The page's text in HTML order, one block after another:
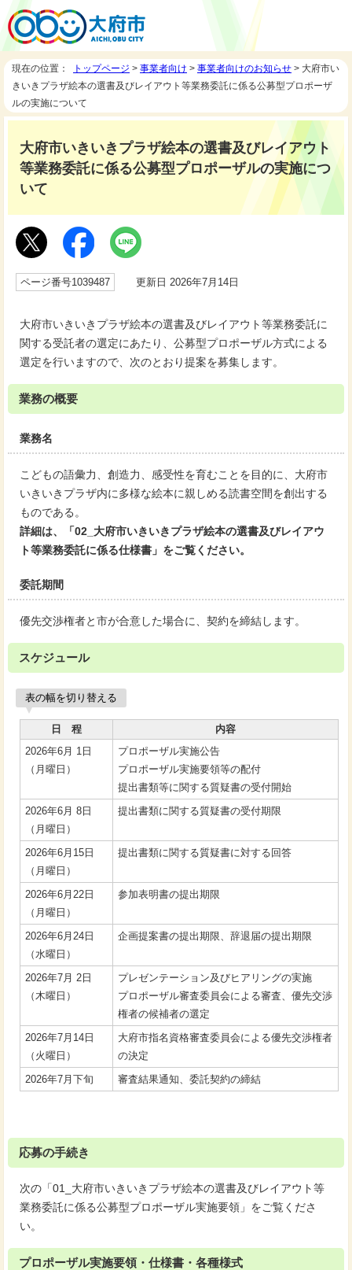
現在の位置： トップページ > 事業者向け > 事業者向けのお知らせ > 大府市い
きいきプラザ絵本の選書及びレイアウト等業務委託に係る公募型プロポーザ
ルの実施について
大府市いきいきプラザ絵本の選書及びレイアウト
等業務委託に係る公募型プロポーザルの実施につ
いて
ページ番号1039487 更新日 2026年7月14日
大府市いきいきプラザ絵本の選書及びレイアウト等業務委託に
関する受託者の選定にあたり、公募型プロポーザル方式による
選定を行いますので、次のとおり提案を募集します。
業務の概要
業務名
こどもの語彙力、創造力、感受性を育むことを目的に、大府市
いきいきプラザ内に多様な絵本に親しめる読書空間を創出する
ものである。
詳細は、「02_大府市いきいきプラザ絵本の選書及びレイアウ
ト等業務委託に係る仕様書」をご覧ください。
委託期間
優先交渉権者と市が合意した場合に、契約を締結します。
スケジュール
表の幅を切り替える
日 程
内容
2026年6月 1日
（月曜日）
プロポーザル実施公告
プロポーザル実施要領等の配付
提出書類等に関する質疑書の受付開始
2026年6月 8日
（月曜日）
提出書類に関する質疑書の受付期限
2026年6月15日
（月曜日）
提出書類に関する質疑書に対する回答
2026年6月22日
（月曜日）
参加表明書の提出期限
2026年6月24日
（水曜日）
企画提案書の提出期限、辞退届の提出期限
2026年7月 2日
（木曜日）
プレゼンテーション及びヒアリングの実施
プロポーザル審査委員会による審査、優先交渉
権者の候補者の選定
2026年7月14日
（火曜日）
大府市指名資格審査委員会による優先交渉権者
の決定
2026年7月下旬
審査結果通知、委託契約の締結
応募の手続き
次の「01_大府市いきいきプラザ絵本の選書及びレイアウト等
業務委託に係る公募型プロポーザル実施要領」をご覧くださ
い。
プロポーザル実施要領・仕様書・各種様式